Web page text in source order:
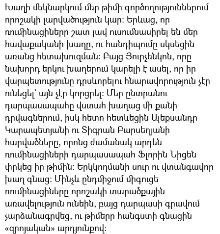
Խաղի մեկնարկում մեր թիմի գործողություններում
որոշակի լարվածություն կար։ Երևաց, որ
ռումինացիները շատ լավ ուսումնասիրել են մեր
հավաքականի խաղը, ու հանդիպումը սկսեցին
առանց հետախուզման։ Բայց Յուրչենկոն, որը
նախորդ երկու խաղերում կարելի է ասել, որ իր
վարպետությունը դրսևորելու հնարավորություն չէր
ունեցել՝ այն չէր կորցրել։ Մեր ընտրանու
դարպասապահը վստահ խաղաց մի քանի
դրվագներում, իսկ հետո հետևեցին Ալեքսանդր
Կարապետյանի ու Տիգրան Բարսեղյանի
հարվածները, որոնց ժամանակ արդեն
ռումինացիների դարպասապահ Ֆլորին Նիցեն
փրկեց իր թիմին։ Երկկողմանի սուր ու վտանգավոր
խաղ գնաց։ Մինչև ընդմիջում միգուցե
ռումինացիները որոշակի տարածքային
առավելություն ունեին, բայց դարպասի գրավում
չարձանագրվեց, ու թիմերը հանգստի գնացին
«զրոյական» արդյունքով։